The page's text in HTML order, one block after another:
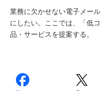
業務に欠かせない電子メー
にしたい。ここでは、「低
品・サービスを提案する。